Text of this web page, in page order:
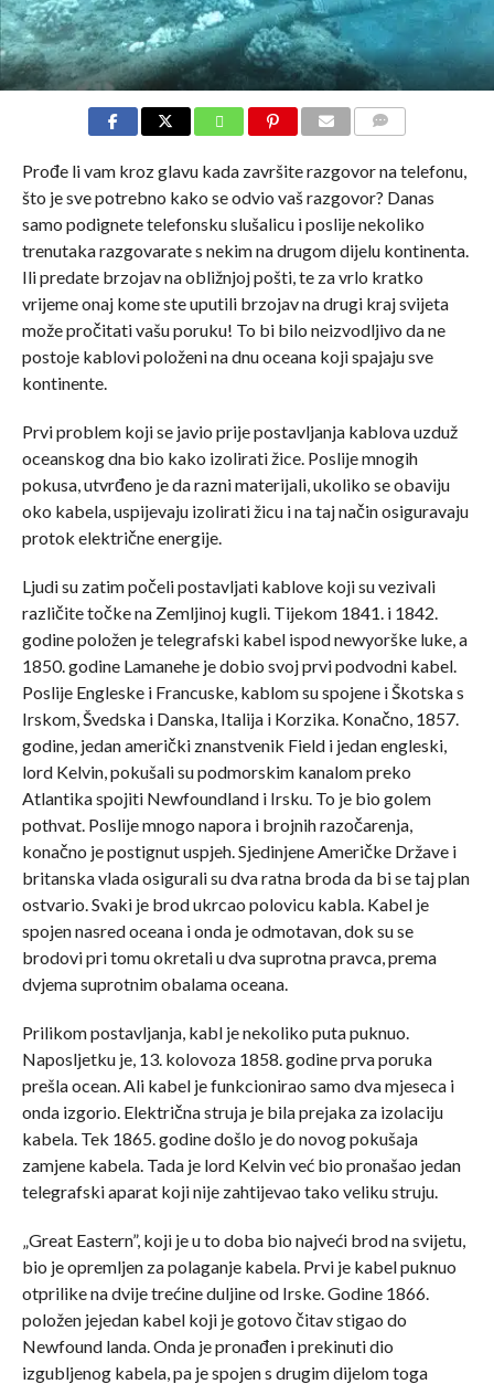
Prođe li vam kroz glavu kada završite razgovor na telefonu,
što je sve potrebno kako se odvio vaš razgovor? Danas
samo podignete telefonsku slušalicu i poslije nekoliko
trenutaka razgovarate s nekim na drugom dijelu kontinenta.
Ili predate brzojav na obližnjoj pošti, te za vrlo kratko
vrijeme onaj kome ste uputili brzojav na drugi kraj svijeta
može pročitati vašu poruku! To bi bilo neizvod­ljivo da ne
postoje kablovi položeni na dnu oceana koji spajaju sve
kontinente.
Prvi problem koji se javio prije postavljanja kablova uzduž
oceanskog dna bio kako izolirati žice. Poslije mnogih
pokusa, utvrđeno je da razni materijali, ukoliko se obaviju
oko kabela, uspijevaju izolirati žicu i na taj način osiguravaju
protok električne energije.
Ljudi su zatim počeli postavljati kablove koji su vezivali
različite točke na Zemljinoj kugli. Tijekom 1841. i 1842.
godine položen je telegraf­ski kabel ispod newyorške luke, a
1850. godine Lamanehe je dobio svoj prvi podvodni kabel.
Poslije Engleske i Francuske, kablom su spojene i Škotska s
Irskom, Švedska i Danska, Italija i Korzika. Konačno, 1857.
godine, jedan američki znanstvenik Field i jedan engleski,
lord Kelvin, pokušali su podmorskim kanalom preko
Atlanti­ka spojiti Newfoundland i Irsku. To je bio golem
pothvat. Poslije mnogo napora i brojnih razočarenja,
konačno je postignut uspjeh. Sjedi­njene Američke Države i
britanska vlada osigu­rali su dva ratna broda da bi se taj plan
ostvario. Svaki je brod ukrcao polovicu kabla. Kabel je
spojen nasred oceana i onda je odmotavan, dok su se
brodovi pri tomu okretali u dva suprotna pravca, prema
dvjema suprotnim obalama oceana.
Prilikom postavljanja, kabl je nekoliko puta puknuo.
Naposljetku je, 13. kolovoza 1858. godi­ne prva poruka
prešla ocean. Ali kabel je funkcionirao samo dva mjeseca i
onda izgorio. Električna struja je bila prejaka za izolaciju
kabela. Tek 1865. godine došlo je do novog pokušaja
zamjene kabela. Tada je lord Kelvin već bio pronašao jedan
telegrafski aparat koji nije zahtijevao tako veliku struju.
„Great Eastern”, koji je u to doba bio najveći brod na svijetu,
bio je opremljen za polaganje kabela. Prvi je kabel puknuo
otprilike na dvije trećine duljine od Irske. Godine 1866.
položen jejedan kabel koji je gotovo čitav stigao do
Newfound landa. Onda je pronađen i prekinuti dio
izgubljenog kabela, pa je spojen s drugim dijelom toga